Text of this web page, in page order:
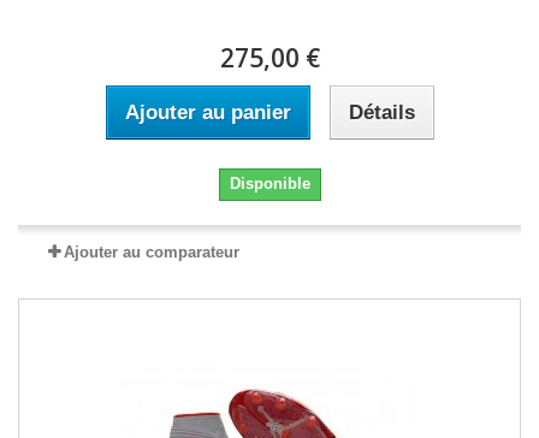
275,00 €
Ajouter au panier Détails
Disponible
Ajouter au comparateur